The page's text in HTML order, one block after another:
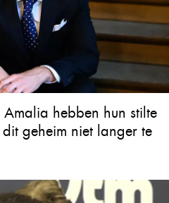
hebben hun stilte
geheim niet langer te